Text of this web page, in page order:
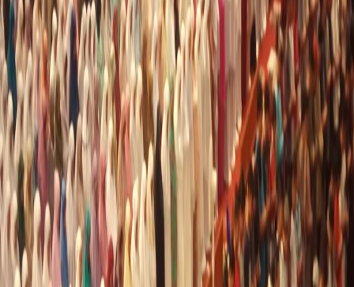
Iqtishodia
Sastra
Literasi Umat